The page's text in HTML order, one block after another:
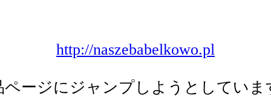
http://naszebabelkowo.pl
ページにジャンプしようとしていま